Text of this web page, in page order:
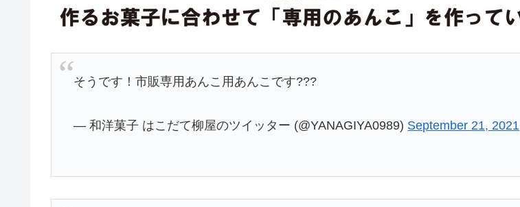
そうです！市販専用あんこ用あんこです???
— 和洋菓子 はこだて柳屋のツイッター (@YANAGIYA0989) September 21, 2021